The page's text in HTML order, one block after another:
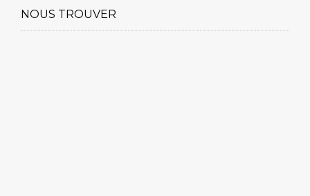
NOUS TROUVER